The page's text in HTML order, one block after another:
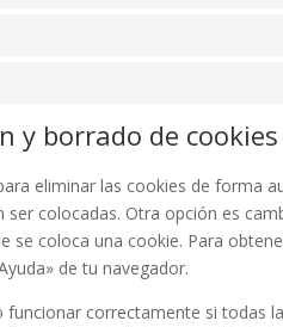
y borrado de cookies
eliminar las cookies de forma
ser colocadas. Otra opción es
se coloca una cookie. Para
de tu navegador.
correctamente si todas